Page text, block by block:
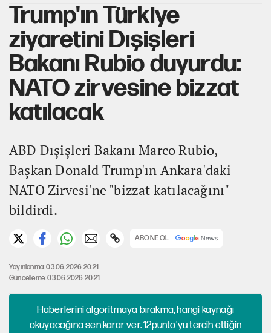
Trump'ın Türkiye
ziyaretini Dışişleri
Bakanı Rubio duyurdu:
NATO zirvesine bizzat
katılacak
ABD Dışişleri Bakanı Marco Rubio,
Başkan Donald Trump'ın Ankara'daki
NATO Zirvesi'ne "bizzat katılacağını"
bildirdi.
ABONE OL
Yayınlanma: 03.06.2026 20:21
Güncelleme: 03.06.2026 20:21
Haberlerini algoritmaya bırakma, hangi kaynağı
okuyacağına sen karar ver. 12punto'yu tercih ettiğin